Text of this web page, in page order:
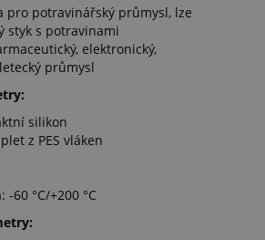
pro potravinářský průmysl, lze
styk s potravinami
elektronický,
průmysl
silikon
z PES vláken
60 °C/+200 °C